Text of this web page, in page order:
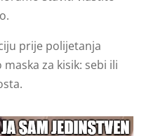
prije polijetanja
za kisik: sebi ili